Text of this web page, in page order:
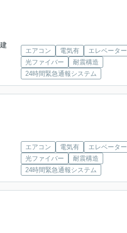
エアコン 電気有
エレベーター
光ファイバー
耐震構造
24時間緊急通報システム
エアコン 電気有
エレベーター
光ファイバー
耐震構造
24時間緊急通報システム